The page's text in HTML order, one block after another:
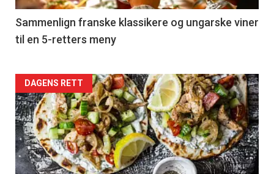
5
Sammenlign franske klassikere og ungarske viner
til en 5-retters meny
Forsiden
akkurat
nå
-
DAGENS RETT